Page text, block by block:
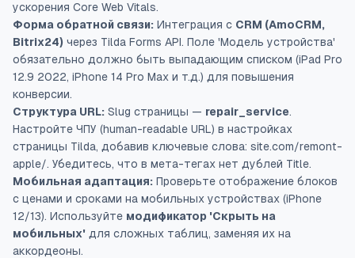
ускорения Core Web Vitals.
Форма обратной связи: Интеграция с CRM (AmoCRM,
Bitrix24) через Tilda Forms API. Поле 'Модель устройства'
обязательно должно быть выпадающим списком (iPad Pro
12.9 2022, iPhone 14 Pro Max и т.д.) для повышения
конверсии.
Структура URL: Slug страницы — repair_service.
Настройте ЧПУ (human-readable URL) в настройках
страницы Tilda, добавив ключевые слова: site.com/remont-
apple/. Убедитесь, что в мета-тегах нет дублей Title.
Мобильная адаптация: Проверьте отображение блоков
с ценами и сроками на мобильных устройствах (iPhone
12/13). Используйте модификатор 'Скрыть на
мобильных' для сложных таблиц, заменяя их на
аккордеоны.